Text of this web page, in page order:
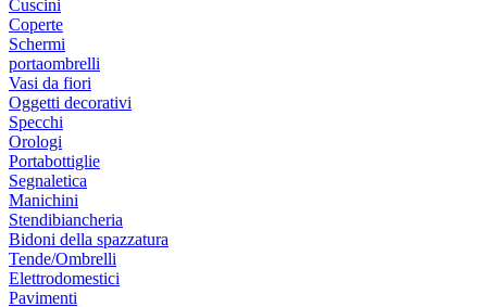
Cuscini
Coperte
Schermi
portaombrelli
Vasi da fiori
Oggetti decorativi
Specchi
Orologi
Portabottiglie
Segnaletica
Manichini
Stendibiancheria
Bidoni della spazzatura
Tende/Ombrelli
Elettrodomestici
Pavimenti